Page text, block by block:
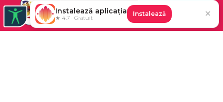
Instalează aplicația
★ 4.7 · Gratuit
Instalează ✕